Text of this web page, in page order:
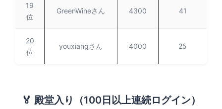
19
位
GreenWineさん 4300 41
20
位
youxiangさん 4000 25
🏅 殿堂入り（100日以上連続ログイン）